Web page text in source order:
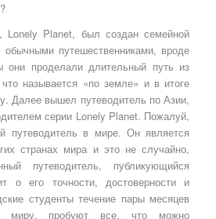
Lonely Planet, был создан семейной
путешественниками, вроде
проделали длительный путь из
называется «по земле» и в итоге
Далее вышел путеводитель по Азии,
серии Lonely Planet. Пожалуй,
путеводитель в мире. Он является
странах мира и это не случайно,
путеводитель, публикующийся
о его точности, достоверности и
студенты течение пары месяцев
миру, пробуют все, что можно